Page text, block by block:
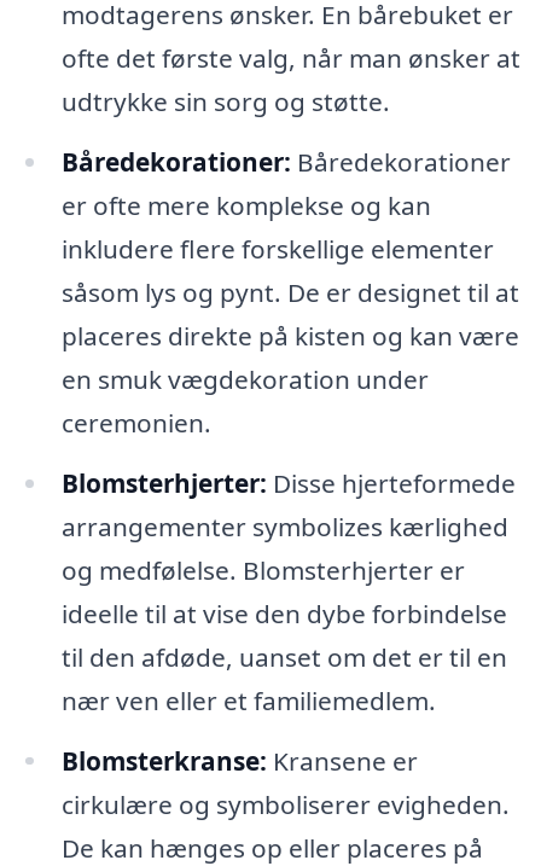
modtagerens ønsker. En bårebuket er
ofte det første valg, når man ønsker at
udtrykke sin sorg og støtte.
Båredekorationer: Båredekorationer
er ofte mere komplekse og kan
inkludere flere forskellige elementer
såsom lys og pynt. De er designet til at
placeres direkte på kisten og kan være
en smuk vægdekoration under
ceremonien.
Blomsterhjerter: Disse hjerteformede
arrangementer symbolizes kærlighed
og medfølelse. Blomsterhjerter er
ideelle til at vise den dybe forbindelse
til den afdøde, uanset om det er til en
nær ven eller et familiemedlem.
Blomsterkranse: Kransene er
cirkulære og symboliserer evigheden.
De kan hænges op eller placeres på